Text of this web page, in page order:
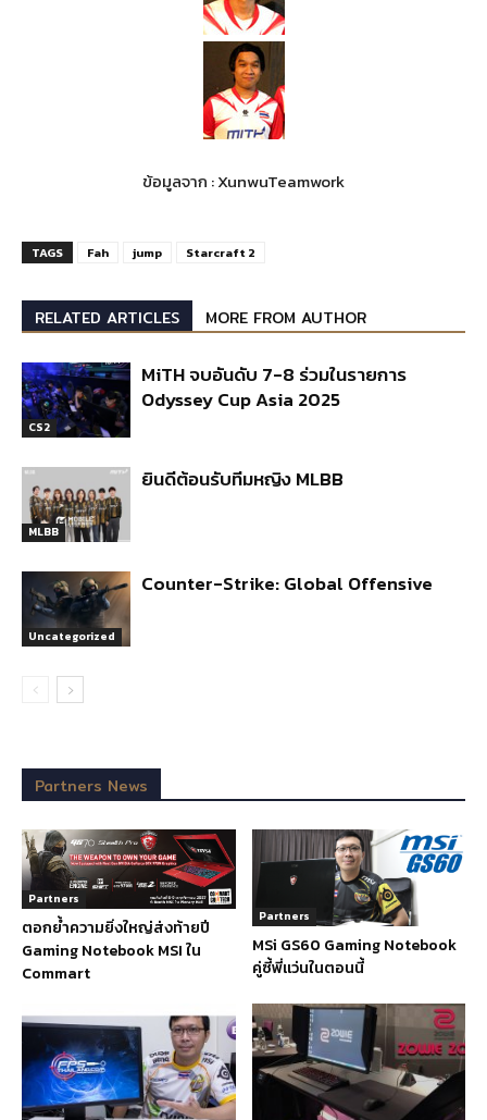
ข้อมูลจาก : XunwuTeamwork
TAGS Fah jump Starcraft 2
RELATED ARTICLES MORE FROM AUTHOR
CS2
MiTH จบอันดับ 7-8 ร่วมในรายการ
Odyssey Cup Asia 2025
MLBB
ยินดีต้อนรับทีมหญิง MLBB
Uncategorized
Counter-Strike: Global Offensive
Partners News
Partners
ตอกย้ำความยิ่งใหญ่ส่งท้ายปี
Gaming Notebook MSI ใน
Commart
Partners
MSi GS60 Gaming Notebook
คู่ซี้พี่แว่นในตอนนี้